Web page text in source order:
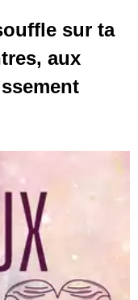
sur ta
aux